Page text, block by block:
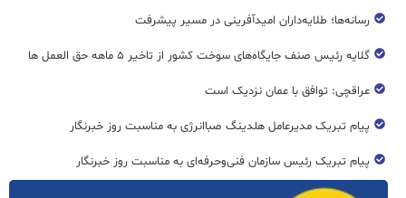
رسانه‌ها؛ طلایه‌داران امیدآفرینی در مسیر پیشرفت
گلایه رئیس صنف جایگاه‌های سوخت کشور از تاخیر ۵ ماهه حق العمل ها
عراقچی: توافق با عمان نزدیک است
پیام تبریک مدیرعامل هلدینگ صباانرژی به مناسبت روز خبرنگار
پیام تبریک رئیس سازمان فنی‌و‌حرفه‌ای به مناسبت روز خبرنگار